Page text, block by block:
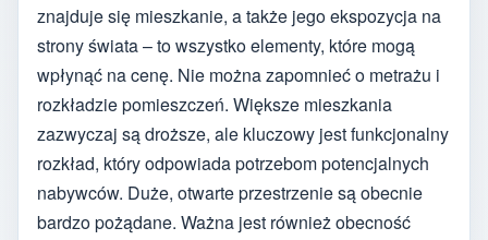
znajduje się mieszkanie, a także jego ekspozycja na
strony świata – to wszystko elementy, które mogą
wpłynąć na cenę. Nie można zapomnieć o metrażu i
rozkładzie pomieszczeń. Większe mieszkania
zazwyczaj są droższe, ale kluczowy jest funkcjonalny
rozkład, który odpowiada potrzebom potencjalnych
nabywców. Duże, otwarte przestrzenie są obecnie
bardzo pożądane. Ważna jest również obecność